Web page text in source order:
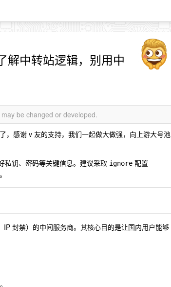
解中转站逻辑，别用中
be changed or developed.
，感谢 v 友的支持，我们一起做大做强，向上游大号池
私钥、密码等关键信息。建议采取 ignore 配置
封禁）的中间服务商。其核心目的是让国内用户能够